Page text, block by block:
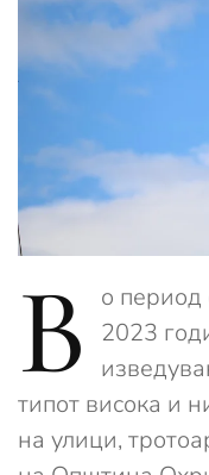
В
о период
2023
типот висока и
на улици,